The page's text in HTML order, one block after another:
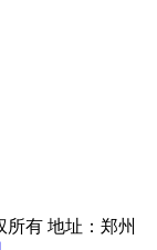
所有 地址：郑州